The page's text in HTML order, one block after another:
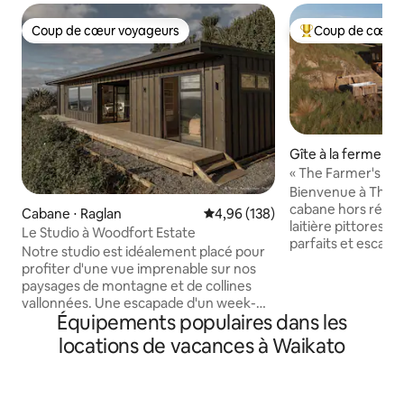
Coup de cœur voyageurs
Coup de cœur voyageurs
Cabane ⋅ Raglan Évaluation moyenne sur la
4,96 (138)
Le Studio à Woodfort Estate
Notre studio est idéalement placé pour
profiter d'une vue imprenable sur nos
paysages de montagne et de collines
vallonnées. Une escapade d'un week-
end ou une retraite plus longue sera
récompensée par l'intimité et la paix
pour se détendre à l'intérieur ou sur le
Coups de cœur
Coup de cœur
Gîte à la ferme ⋅
« The Farmer's
soleil dans un
Bienvenue à The
cabane hors
laitière
parfaits et escapade
Située à 30
charmante
sereine, parfaite
Équipements populaires dans les
locations de vacances à Waikato